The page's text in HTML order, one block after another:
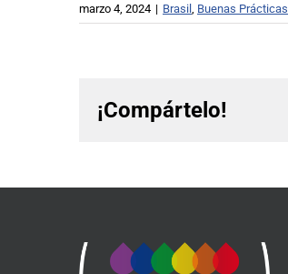
marzo 4, 2024 | Brasil Buenas Prácticas
¡Compártelo!